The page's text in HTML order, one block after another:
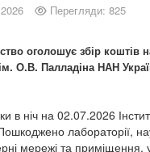
Перегляди: 825
оголошує збір коштів
ім. О.В. Палладіна НАН
в ніч на 02.07.2026
лабораторії,
мережі та приміщення,